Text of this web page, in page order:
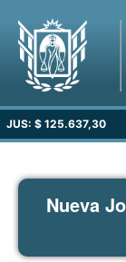
JUS: $ 125.637,30
Nueva